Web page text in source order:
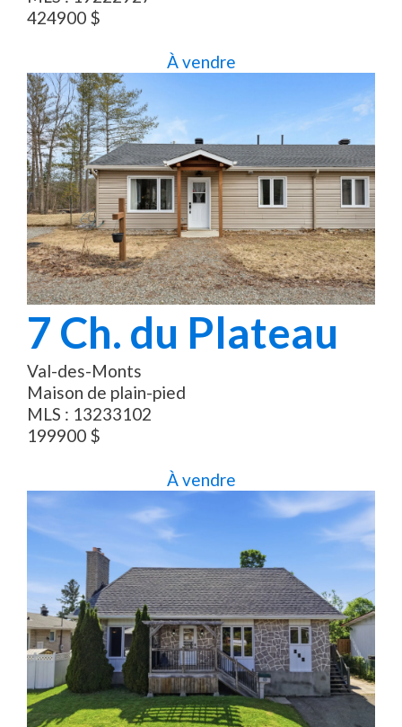
424900 $
À vendre
7 Ch. du Plateau
Val-des-Monts
Maison de plain-pied
MLS : 13233102
199900 $
À vendre